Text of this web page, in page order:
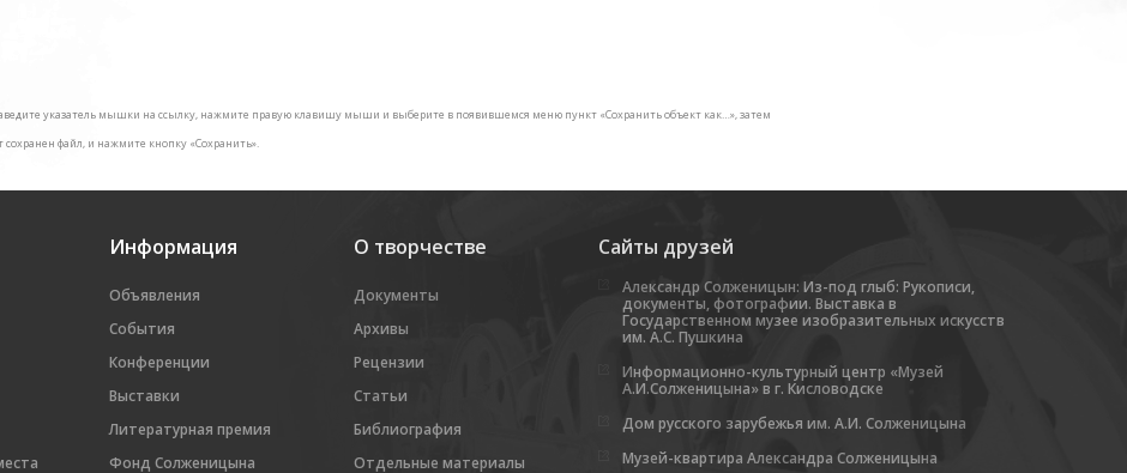
указатель мышки на ссылку, нажмите правую клавишу мыши и выберите в появившемся меню пункт «Сохранить объект как…», затем
сохранен файл, и нажмите кнопку «Сохранить».
Информация
Объявления
События
Конференции
Выставки
Литературная премия
Фонд Солженицына
О творчестве
Документы
Архивы
Рецензии
Статьи
Библиография
Отдельные материалы
Сайты друзей
Александр Солженицын: Из-под глыб: Рукописи,
документы, фотографии. Выставка в
Государственном музее изобразительных искусств
им. А.С. Пушкина
Информационно-культурный центр «Музей
А.И.Солженицына» в г. Кисловодске
Дом русского зарубежья им. А.И. Солженицына
Музей-квартира Александра Солженицына